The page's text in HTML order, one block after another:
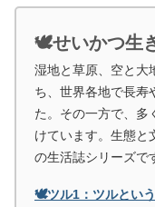
🕊️せいかつ生
湿地と草原、空と大
ち、世界各地で長寿
た。その一方で、多
けています。生態と
の生活誌シリーズで
🕊️ツル1：ツルとい